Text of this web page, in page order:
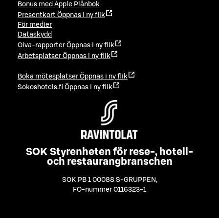
Bonus med Apple Plånbok
Presentkort Öppnas i ny flik
För medier
Dataskydd
Oiva-rapporter Öppnas i ny flik
Arbetsplatser Öppnas i ny flik
Boka mötesplatser Öppnas i ny flik
Sokoshotels.fi Öppnas i ny flik
SOK Styrenheten för rese-, hotell-
och restaurangbranschen
SOK PB 1 00088 S-GRUPPEN ,
FO-nummer 0116323-1